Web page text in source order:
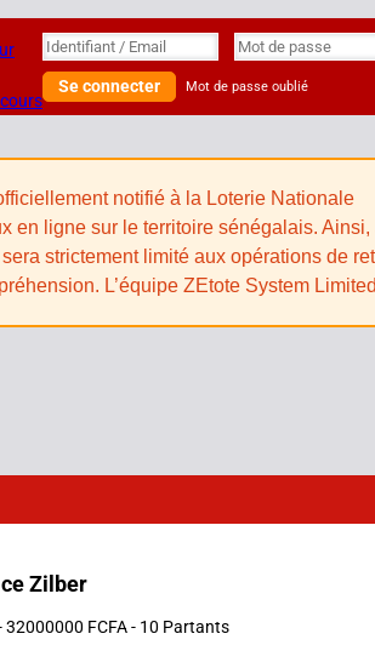
Identifiant
Identifiant / Email Mot de passe
Se connecter Mot de passe oublié
notifié à la Loterie Nationale
en ligne sur le territoire sénégalais. Ainsi,
strictement limité aux opérations de
L’équipe ZEtote System Limited
Zilber
32000000 FCFA - 10 Partants